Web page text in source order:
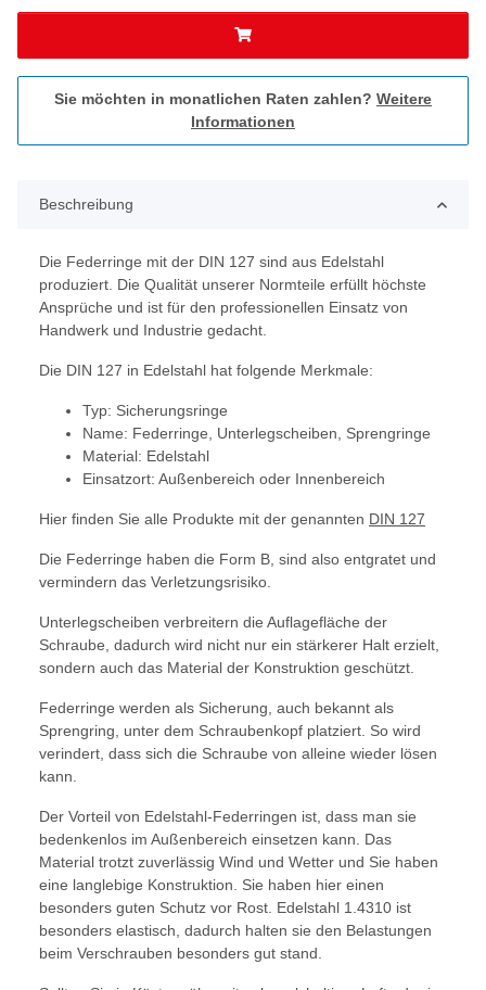
Sie möchten in monatlichen Raten zahlen? Weitere
Informationen
Beschreibung
Die Federringe mit der DIN 127 sind aus Edelstahl
produziert. Die Qualität unserer Normteile erfüllt höchste
Ansprüche und ist für den professionellen Einsatz von
Handwerk und Industrie gedacht.
Die DIN 127 in Edelstahl hat folgende Merkmale:
Typ: Sicherungsringe
Name: Federringe, Unterlegscheiben, Sprengringe
Material: Edelstahl
Einsatzort: Außenbereich oder Innenbereich
Hier finden Sie alle Produkte mit der genannten DIN 127
Die Federringe haben die Form B, sind also entgratet und
vermindern das Verletzungsrisiko.
Unterlegscheiben verbreitern die Auflagefläche der
Schraube, dadurch wird nicht nur ein stärkerer Halt erzielt,
sondern auch das Material der Konstruktion geschützt.
Federringe werden als Sicherung, auch bekannt als
Sprengring, unter dem Schraubenkopf platziert. So wird
verindert, dass sich die Schraube von alleine wieder lösen
kann.
Der Vorteil von Edelstahl-Federringen ist, dass man sie
bedenkenlos im Außenbereich einsetzen kann. Das
Material trotzt zuverlässig Wind und Wetter und Sie haben
eine langlebige Konstruktion. Sie haben hier einen
besonders guten Schutz vor Rost. Edelstahl 1.4310 ist
besonders elastisch, dadurch halten sie den Belastungen
beim Verschrauben besonders gut stand.